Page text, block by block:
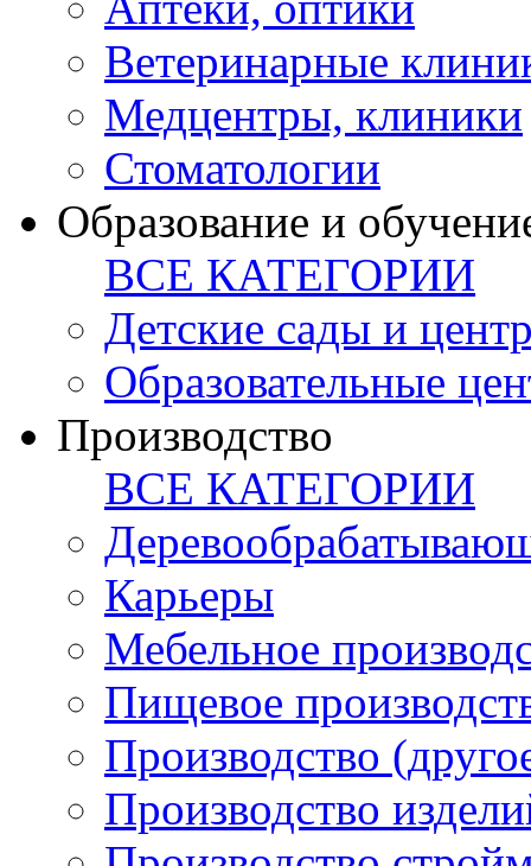
Ветеринарные
Медцентры, клиники
Стоматологии
Образование и
ВСЕ КАТЕГОРИИ
Детские сады и
Образовательные
Производство
ВСЕ КАТЕГОРИИ
Карьеры
Мебельное
Пищевое
Производство
Производство